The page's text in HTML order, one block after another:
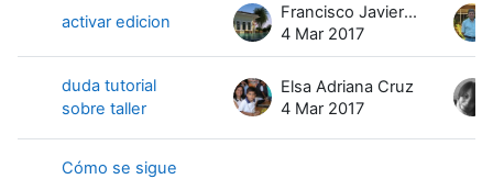
activar edicion
Francisco Javier Dominguez Meinero
4 Mar 2017
duda tutorial
sobre taller
Elsa Adriana Cruz
4 Mar 2017
Cómo se sigue